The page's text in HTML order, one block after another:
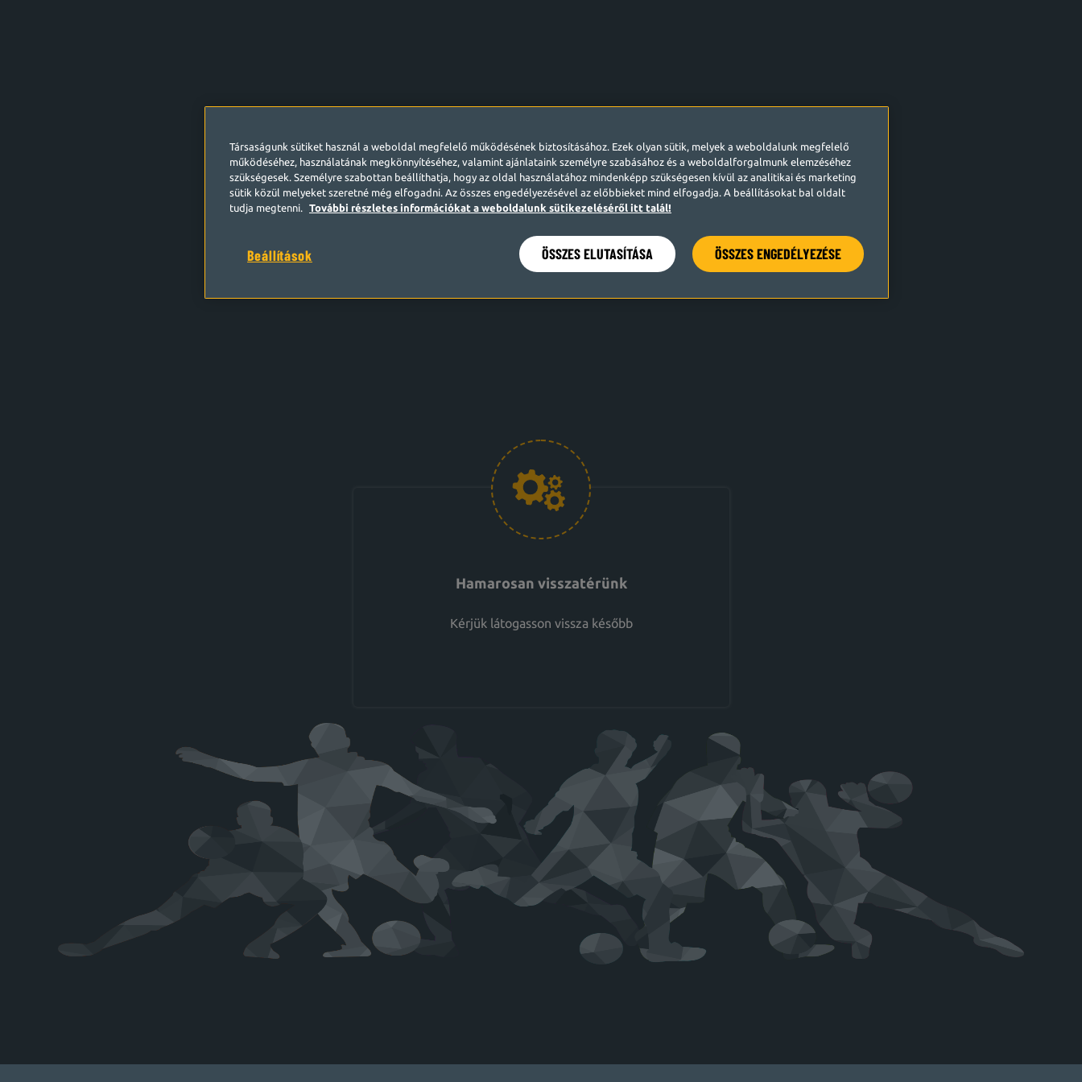
Hamarosan visszatérünk
Kérjük látogasson vissza később
Társaságunk sütiket használ a weboldal megfelelő működésének biztosításához. Ezek olyan sütik, melyek a weboldalunk megfelelő
működéséhez, használatának megkönnyítéséhez, valamint ajánlataink személyre szabásához és a weboldalforgalmunk elemzéséhez
szükségesek. Személyre szabottan beállíthatja, hogy az oldal használatához mindenképp szükségesen kívül az analitikai és marketing
sütik közül melyeket szeretné még elfogadni. Az összes engedélyezésével az előbbieket mind elfogadja. A beállításokat bal oldalt
tudja megtenni.
További részletes információkat a weboldalunk sütikezeléséről itt talál!
Beállítások ÖSSZES ELUTASÍTÁSA ÖSSZES ENGEDÉLYEZÉSE